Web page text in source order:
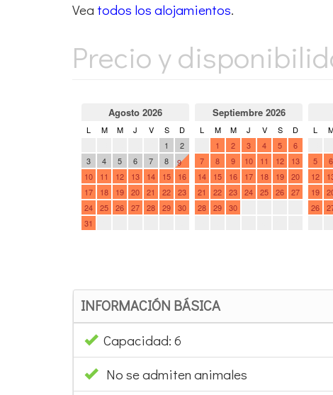
Capacidad: 6
No se admiten animales
Fecha entrada y salida libre